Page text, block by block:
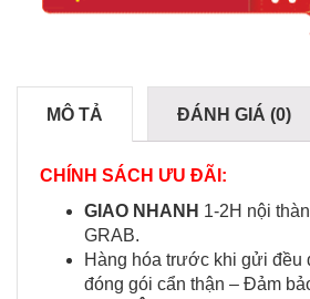
MÔ TẢ ĐÁNH GIÁ (0)
CHÍNH SÁCH ƯU ĐÃI:
GIAO NHANH 1-2H nội
GRAB.
Hàng hóa trước khi gửi đều
đóng gói cẩn thận – Đảm